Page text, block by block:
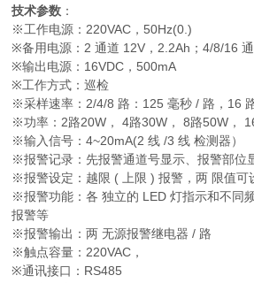
技术参数 ：
※工作电源：220VAC，50Hz(0.)
※备用电源：2 通道 12V，2.2Ah；4/8/16
※输出电源：16VDC，500mA
※工作方式：巡检
※采样速率：2/4/8 路：125 毫秒 / 路，16
※功率：2路20W， 4路30W， 8路50W，
※输入信号：4~20mA(2 线 /3 线 检测器）
※报警记录：先报警通道号显示、报警部位
※报警设定：越限 ( 上限 ) 报警，两 限值可
※报警功能：各 独立的 LED 灯指示和不同
报警等
※报警输出：两 无源报警继电器 / 路
※触点容量：220VAC，
※通讯接口：RS485